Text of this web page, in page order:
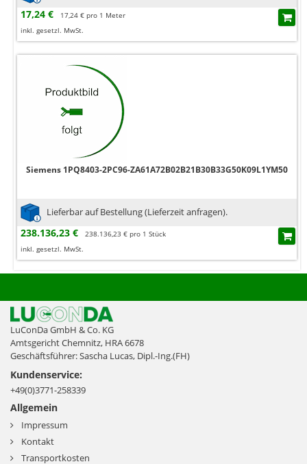
17,24 €
17,24 € pro 1 Meter
inkl. gesetzl. MwSt.
Siemens 1PQ8403-2PC96-ZA61A72B02B21B30B33G50K09L1YM50
Lieferbar auf Bestellung (Lieferzeit anfragen).
238.136,23 €
238.136,23 € pro 1 Stück
inkl. gesetzl. MwSt.
LuConDa GmbH & Co. KG
Amtsgericht Chemnitz, HRA 6678
Geschäftsführer: Sascha Lucas, Dipl.-Ing.(FH)
Kundenservice:
+49(0)3771-258339
Allgemein
Impressum
Kontakt
Transportkosten